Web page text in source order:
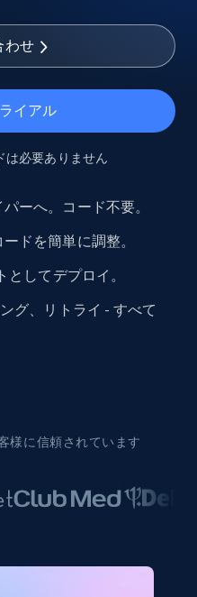
わせ
イアル
は必要ありません
ーへ。コード不要。
ドを簡単に調整。
としてデプロイ。
グ、リトライ - すべて
様に信頼されています